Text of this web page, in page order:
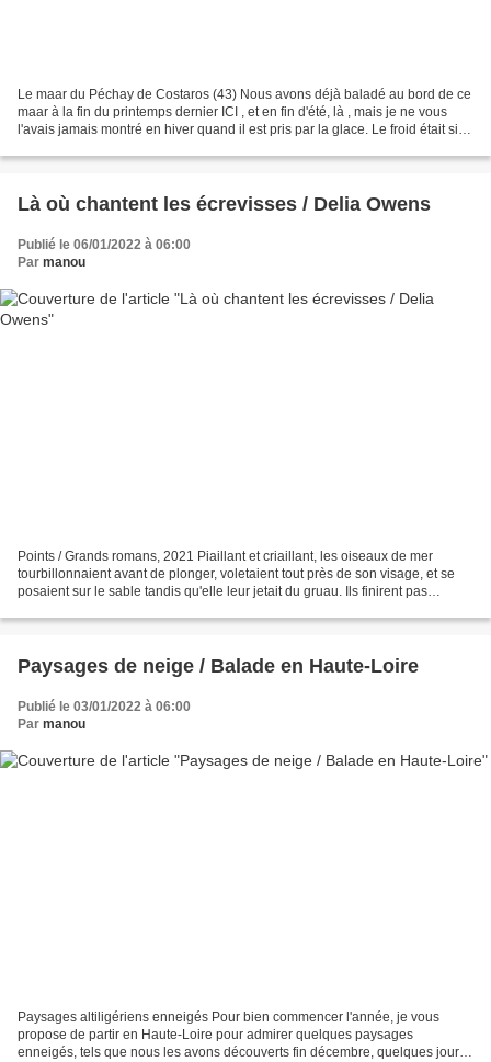
Le maar du Péchay de Costaros (43) Nous avons déjà baladé au bord de ce
maar à la fin du printemps dernier ICI , et en fin d'été, là , mais je ne vous
l'avais jamais montré en hiver quand il est pris par la glace. Le froid était si
Là où chantent les écrevisses / Delia Owens
Publié le 06/01/2022 à 06:00
Par manou
Points / Grands romans, 2021 Piaillant et criaillant, les oiseaux de mer
tourbillonnaient avant de plonger, voletaient tout près de son visage, et se
posaient sur le sable tandis qu'elle leur jetait du gruau. Ils finirent pas
Paysages de neige / Balade en Haute-Loire
Publié le 03/01/2022 à 06:00
Par manou
Paysages altiligériens enneigés Pour bien commencer l'année, je vous
propose de partir en Haute-Loire pour admirer quelques paysages
enneigés, tels que nous les avons découverts fin décembre, quelques jours